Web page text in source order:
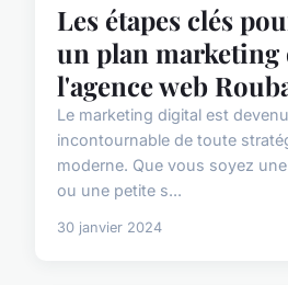
Les étapes clés
un plan marketing
l'agence web
Le marketing digital est
incontournable de toute
moderne. Que vous soyez
ou une petite s...
30 janvier 2024